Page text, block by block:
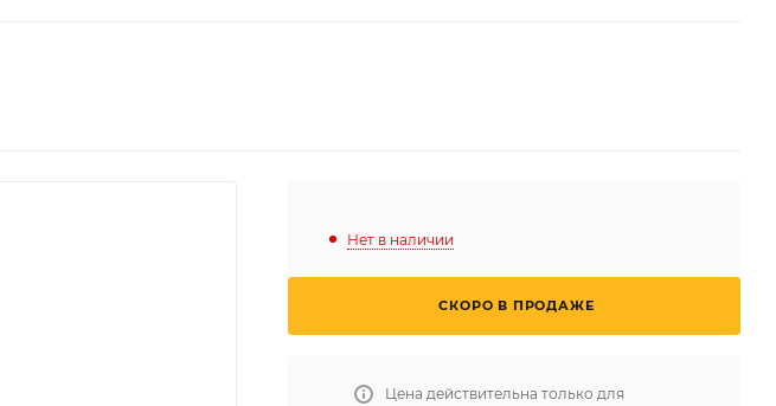
Нет в наличии
СКОРО В ПРОДАЖЕ
Цена действительна только для